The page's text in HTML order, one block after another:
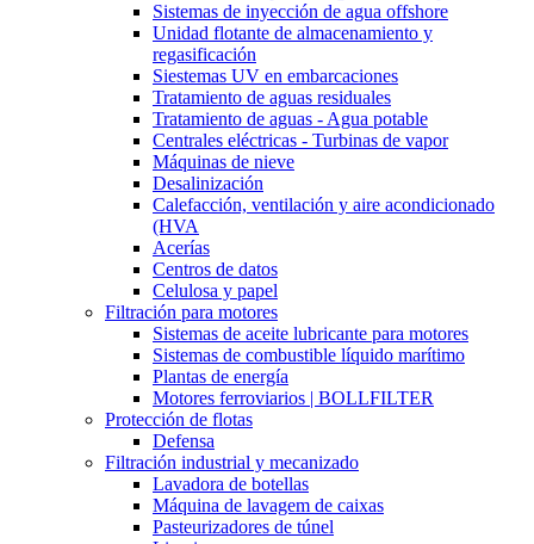
Sistemas de inyección de agua offshore
Unidad flotante de almacenamiento y
regasificación
Siestemas UV en embarcaciones
Tratamiento de aguas residuales
Tratamiento de aguas - Agua potable
Centrales eléctricas - Turbinas de vapor
Máquinas de nieve
Desalinización
Calefacción, ventilación y aire acondicionado
(HVA
Acerías
Centros de datos
Celulosa y papel
Filtración para motores
Sistemas de aceite lubricante para motores
Sistemas de combustible líquido marítimo
Plantas de energía
Motores ferroviarios | BOLLFILTER
Protección de flotas
Defensa
Filtración industrial y mecanizado
Lavadora de botellas
Máquina de lavagem de caixas
Pasteurizadores de túnel